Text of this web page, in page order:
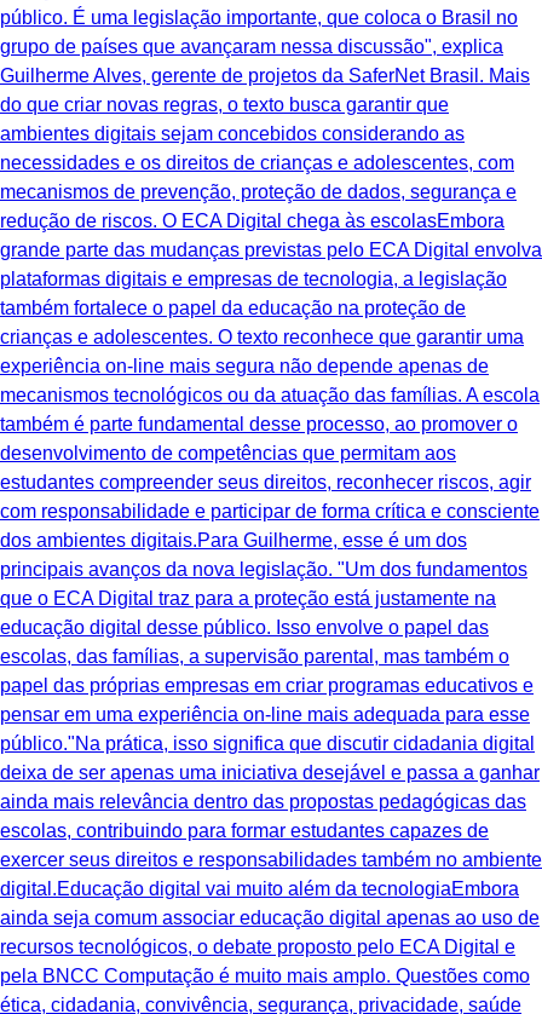
público. É uma legislação importante, que coloca o Brasil no
grupo de países que avançaram nessa discussão", explica
Guilherme Alves, gerente de projetos da SaferNet Brasil. Mais
do que criar novas regras, o texto busca garantir que
ambientes digitais sejam concebidos considerando as
necessidades e os direitos de crianças e adolescentes, com
mecanismos de prevenção, proteção de dados, segurança e
redução de riscos. O ECA Digital chega às escolasEmbora
grande parte das mudanças previstas pelo ECA Digital envolva
plataformas digitais e empresas de tecnologia, a legislação
também fortalece o papel da educação na proteção de
crianças e adolescentes. O texto reconhece que garantir uma
experiência on-line mais segura não depende apenas de
mecanismos tecnológicos ou da atuação das famílias. A escola
também é parte fundamental desse processo, ao promover o
desenvolvimento de competências que permitam aos
estudantes compreender seus direitos, reconhecer riscos, agir
com responsabilidade e participar de forma crítica e consciente
dos ambientes digitais.Para Guilherme, esse é um dos
principais avanços da nova legislação. "Um dos fundamentos
que o ECA Digital traz para a proteção está justamente na
educação digital desse público. Isso envolve o papel das
escolas, das famílias, a supervisão parental, mas também o
papel das próprias empresas em criar programas educativos e
pensar em uma experiência on-line mais adequada para esse
público."Na prática, isso significa que discutir cidadania digital
deixa de ser apenas uma iniciativa desejável e passa a ganhar
ainda mais relevância dentro das propostas pedagógicas das
escolas, contribuindo para formar estudantes capazes de
exercer seus direitos e responsabilidades também no ambiente
digital.Educação digital vai muito além da tecnologiaEmbora
ainda seja comum associar educação digital apenas ao uso de
recursos tecnológicos, o debate proposto pelo ECA Digital e
pela BNCC Computação é muito mais amplo. Questões como
ética, cidadania, convivência, segurança, privacidade, saúde